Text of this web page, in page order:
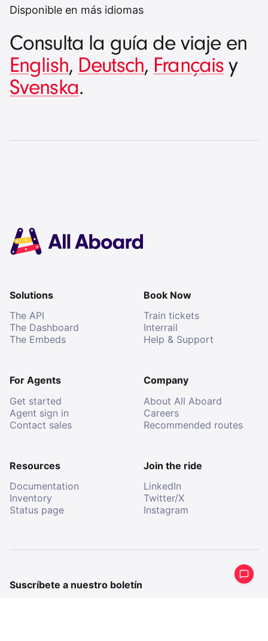
Disponible en más idiomas
Consulta la guía de viaje en
English, Deutsch, Françaisy
Svenska.
Solutions
The API
The Dashboard
The Embeds
Book Now
Train tickets
Interrail
Help & Support
For Agents
Get started
Agent sign in
Contact sales
Company
About All Aboard
Careers
Recommended routes
Resources
Documentation
Inventory
Status page
Join the ride
LinkedIn
Twitter/X
Instagram
Suscríbete a nuestro boletín